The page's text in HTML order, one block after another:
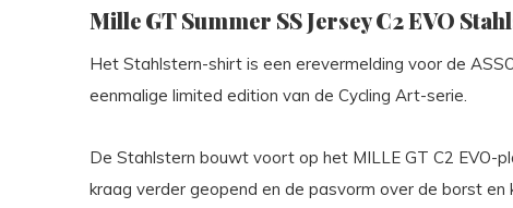
Mille GT Summer SS Jersey C2 EVO
Het Stahlstern-shirt is een erevermelding voor de
eenmalige limited edition van de Cycling Art-serie.
De Stahlstern bouwt voort op het MILLE GT C2 EVO-
kraag verder geopend en de pasvorm over de borst